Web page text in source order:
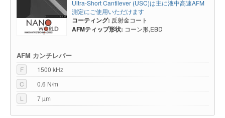
Ultra-Short Cantilever (USC)は主に液中高速AFM
測定にご使用いただけます
コーティング: 反射金コート
AFMティップ形状: コーン形,EBD
AFM カンチレバー
F
1500 kHz
C
0.6 N/m
L
7 µm